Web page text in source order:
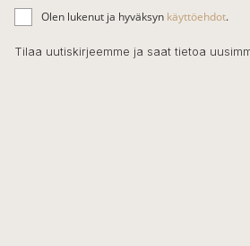
ä
h
k
Olen lukenut ja hyväksyn käyttöehdot.
Tilaa uutiskirjeemme ja saat tietoa